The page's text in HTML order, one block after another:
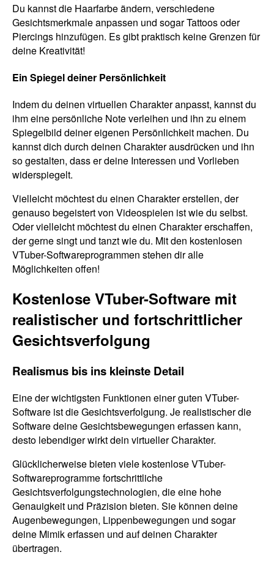
Du kannst die Haarfarbe ändern, verschiedene
Gesichtsmerkmale anpassen und sogar Tattoos oder
Piercings hinzufügen. Es gibt praktisch keine Grenzen für
deine Kreativität!
Ein Spiegel deiner Persönlichkeit
Indem du deinen virtuellen Charakter anpasst, kannst du
ihm eine persönliche Note verleihen und ihn zu einem
Spiegelbild deiner eigenen Persönlichkeit machen. Du
kannst dich durch deinen Charakter ausdrücken und ihn
so gestalten, dass er deine Interessen und Vorlieben
widerspiegelt.
Vielleicht möchtest du einen Charakter erstellen, der
genauso begeistert von Videospielen ist wie du selbst.
Oder vielleicht möchtest du einen Charakter erschaffen,
der gerne singt und tanzt wie du. Mit den kostenlosen
VTuber-Softwareprogrammen stehen dir alle
Möglichkeiten offen!
Kostenlose VTuber-Software mit
realistischer und fortschrittlicher
Gesichtsverfolgung
Realismus bis ins kleinste Detail
Eine der wichtigsten Funktionen einer guten VTuber-
Software ist die Gesichtsverfolgung. Je realistischer die
Software deine Gesichtsbewegungen erfassen kann,
desto lebendiger wirkt dein virtueller Charakter.
Glücklicherweise bieten viele kostenlose VTuber-
Softwareprogramme fortschrittliche
Gesichtsverfolgungstechnologien, die eine hohe
Genauigkeit und Präzision bieten. Sie können deine
Augenbewegungen, Lippenbewegungen und sogar
deine Mimik erfassen und auf deinen Charakter
übertragen.